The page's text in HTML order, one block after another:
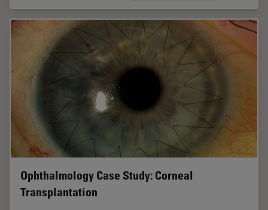
Ophthalmology Case Study: Corneal
Transplantation